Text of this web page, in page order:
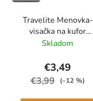
Travelite Menovka-
visačka na kufor
Multicolor Stripes
Skladom
€3,49
€3,99 (–12 %)